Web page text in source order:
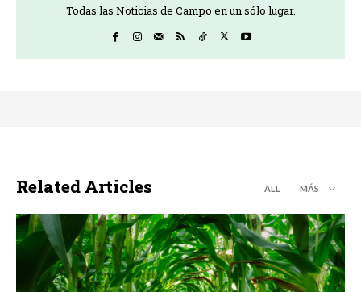
Todas las Noticias de Campo en un sólo lugar.
Related Articles ALL MÁS